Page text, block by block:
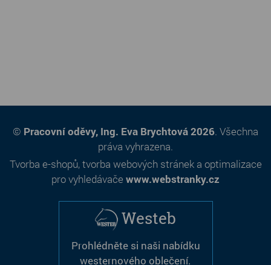
© Pracovní oděvy, Ing. Eva Brychtová 2026. Všechna
práva vyhrazena.
Tvorba e-shopů,tvorba webových stráneka optimalizace
pro vyhledávače www.webstranky.cz
Westeb
Prohlédněte si naši nabídku
westernového oblečení.